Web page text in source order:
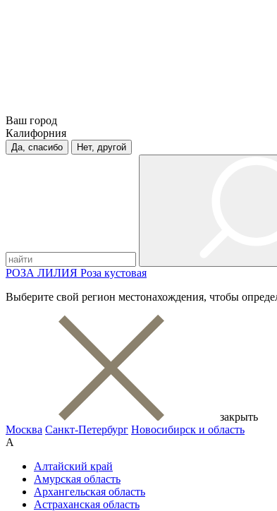
Ваш город
Калифорния
Да, спасибо Нет, другой
РОЗА ЛИЛИЯ Роза кустовая
Выберите свой регион местонахождения, чтобы
закрыть
Москва Санкт-Петербург Новосибирск и область
А
Алтайский край
Амурская область
Архангельская область
Астраханская область